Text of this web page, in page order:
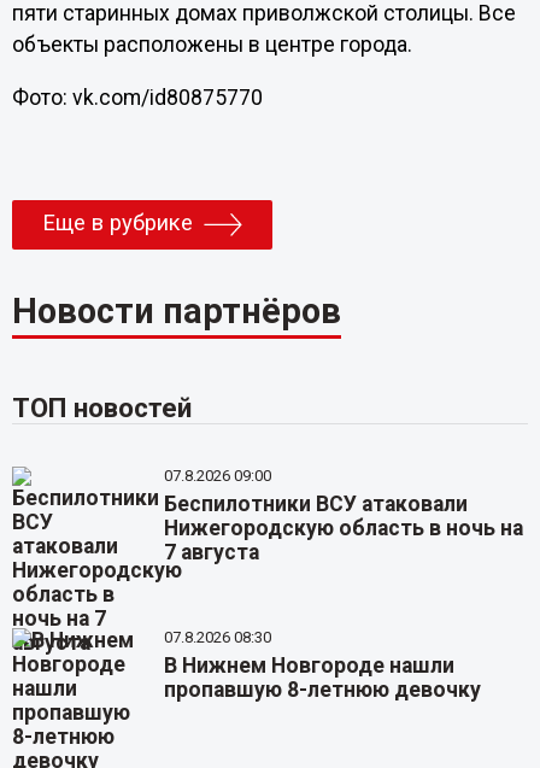
пяти старинных домах приволжской столицы. Все
объекты расположены в центре города.
Фото: vk.com/id80875770
Еще в рубрике
Новости партнёров
ТОП новостей
07.8.2026 09:00
Беспилотники ВСУ атаковали
Нижегородскую область в ночь на
7 августа
07.8.2026 08:30
В Нижнем Новгороде нашли
пропавшую 8-летнюю девочку